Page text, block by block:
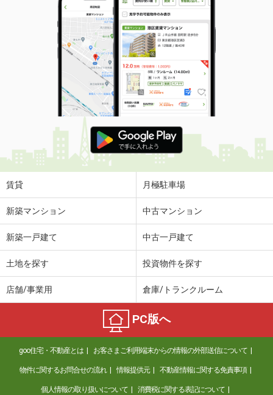
徳島県板野郡藍住町住吉字神蔵
価 格
4.50万円
住 所
徳島県板野郡藍住町住吉字神蔵
専有面積 61.68m²
間取り
2LDK
徳島県阿南市那賀川町苅屋
価 格
3.80万円
住 所
徳島県阿南市那賀川町苅屋
専有面積
徳島県徳島市南島田町４丁目
6.60万円
徳島県徳島市蔵本元町２
9.70万円
住 所
徳島県徳島市蔵本元町２
専有面積 61.17m²
間取り
2LDK
徳島県徳島市北田宮２
賃貸 月極駐車場
新築マンション 中古マンション
新築一戸建て 中古一戸建て
土地を探す 投資物件を探す
店舗/事業用 倉庫/トランクルーム
PC版へ
goo住宅・不動産とは お客さまご利用端末からの情報の外部送信について
物件に関するお問合せの流れ 情報提供元 不動産情報に関する免責事項
個人情報の取り扱いについて 消費税に関する表記について